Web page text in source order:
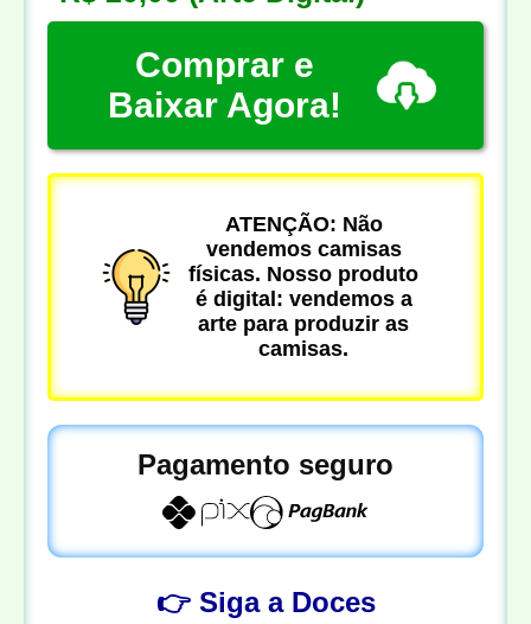
Comprar e
Baixar Agora!
ATENÇÃO: Não
vendemos camisas
físicas. Nosso produto
é digital: vendemos a
arte para produzir as
camisas.
Pagamento seguro
👉 Siga a Doces